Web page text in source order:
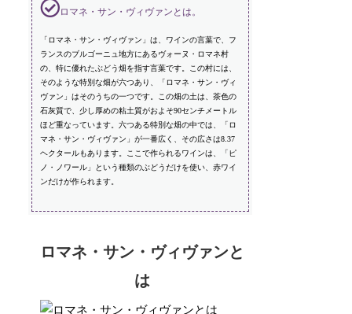
ロマネ・サン・ヴィヴァンとは。
「ロマネ・サン・ヴィヴァン」は、ワインの言葉で、フ
ランスのブルゴーニュ地方にあるヴォーヌ・ロマネ村
の、特に優れたぶどう畑を指す言葉です。この村には、
そのような特別な畑が六つあり、「ロマネ・サン・ヴィ
ヴァン」はそのうちの一つです。この畑の土は、茶色の
石灰質で、少し厚めの粘土質がおよそ90センチメートル
ほど重なっています。六つある特別な畑の中では、「ロ
マネ・サン・ヴィヴァン」が一番広く、その広さは8.37
ヘクタールもあります。ここで作られるワインは、「ピ
ノ・ノワール」という種類のぶどうだけを使い、赤ワイ
ンだけが作られます。
ロマネ・サン・ヴィヴァンと
は